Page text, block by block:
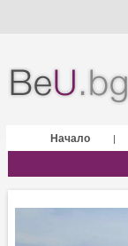
Начало |